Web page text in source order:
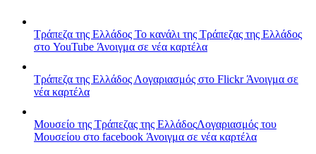
Τράπεζα της Ελλάδος Το κανάλι της Τράπεζας της Ελλάδος
στο YouTube Άνοιγμα σε νέα καρτέλα
Τράπεζα της Ελλάδος Λογαριασμός στο FlickrΆνοιγμα σε
νέα καρτέλα
Μουσείο της Τράπεζας της ΕλλάδοςΛογαριασμός του
Μουσείου στο facebook Άνοιγμα σε νέα καρτέλα